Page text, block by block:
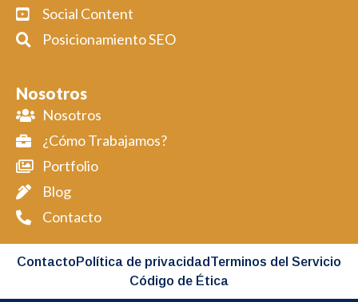
Social Content
Posicionamiento SEO
Nosotros
Nosotros
¿Cómo Trabajamos?
Portfolio
Blog
Contacto
Contacto Política de privacidad Terminos del Servicio
Código de Ética